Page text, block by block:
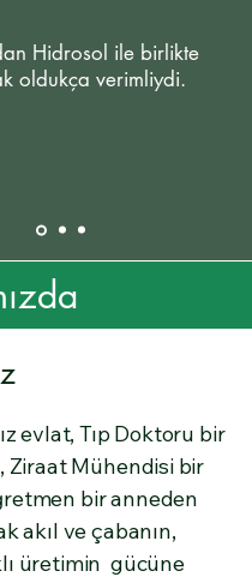
Hidrosol ile birlikte
oldukça verimliydi.
evlat, Tıp Doktoru bir
Ziraat Mühendisi bir
bir anneden
akıl ve çabanın,
üretimin gücüne